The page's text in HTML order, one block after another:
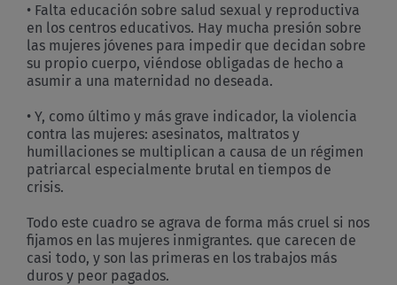
• Falta educación sobre salud sexual y reproductiva
en los centros educativos. Hay mucha presión sobre
las mujeres jóvenes para impedir que decidan sobre
su propio cuerpo, viéndose obligadas de hecho a
asumir a una maternidad no deseada.
• Y, como último y más grave indicador, la violencia
contra las mujeres: asesinatos, maltratos y
humillaciones se multiplican a causa de un régimen
patriarcal especialmente brutal en tiempos de
crisis.
Todo este cuadro se agrava de forma más cruel si nos
fijamos en las mujeres inmigrantes. que carecen de
casi todo, y son las primeras en los trabajos más
duros y peor pagados.